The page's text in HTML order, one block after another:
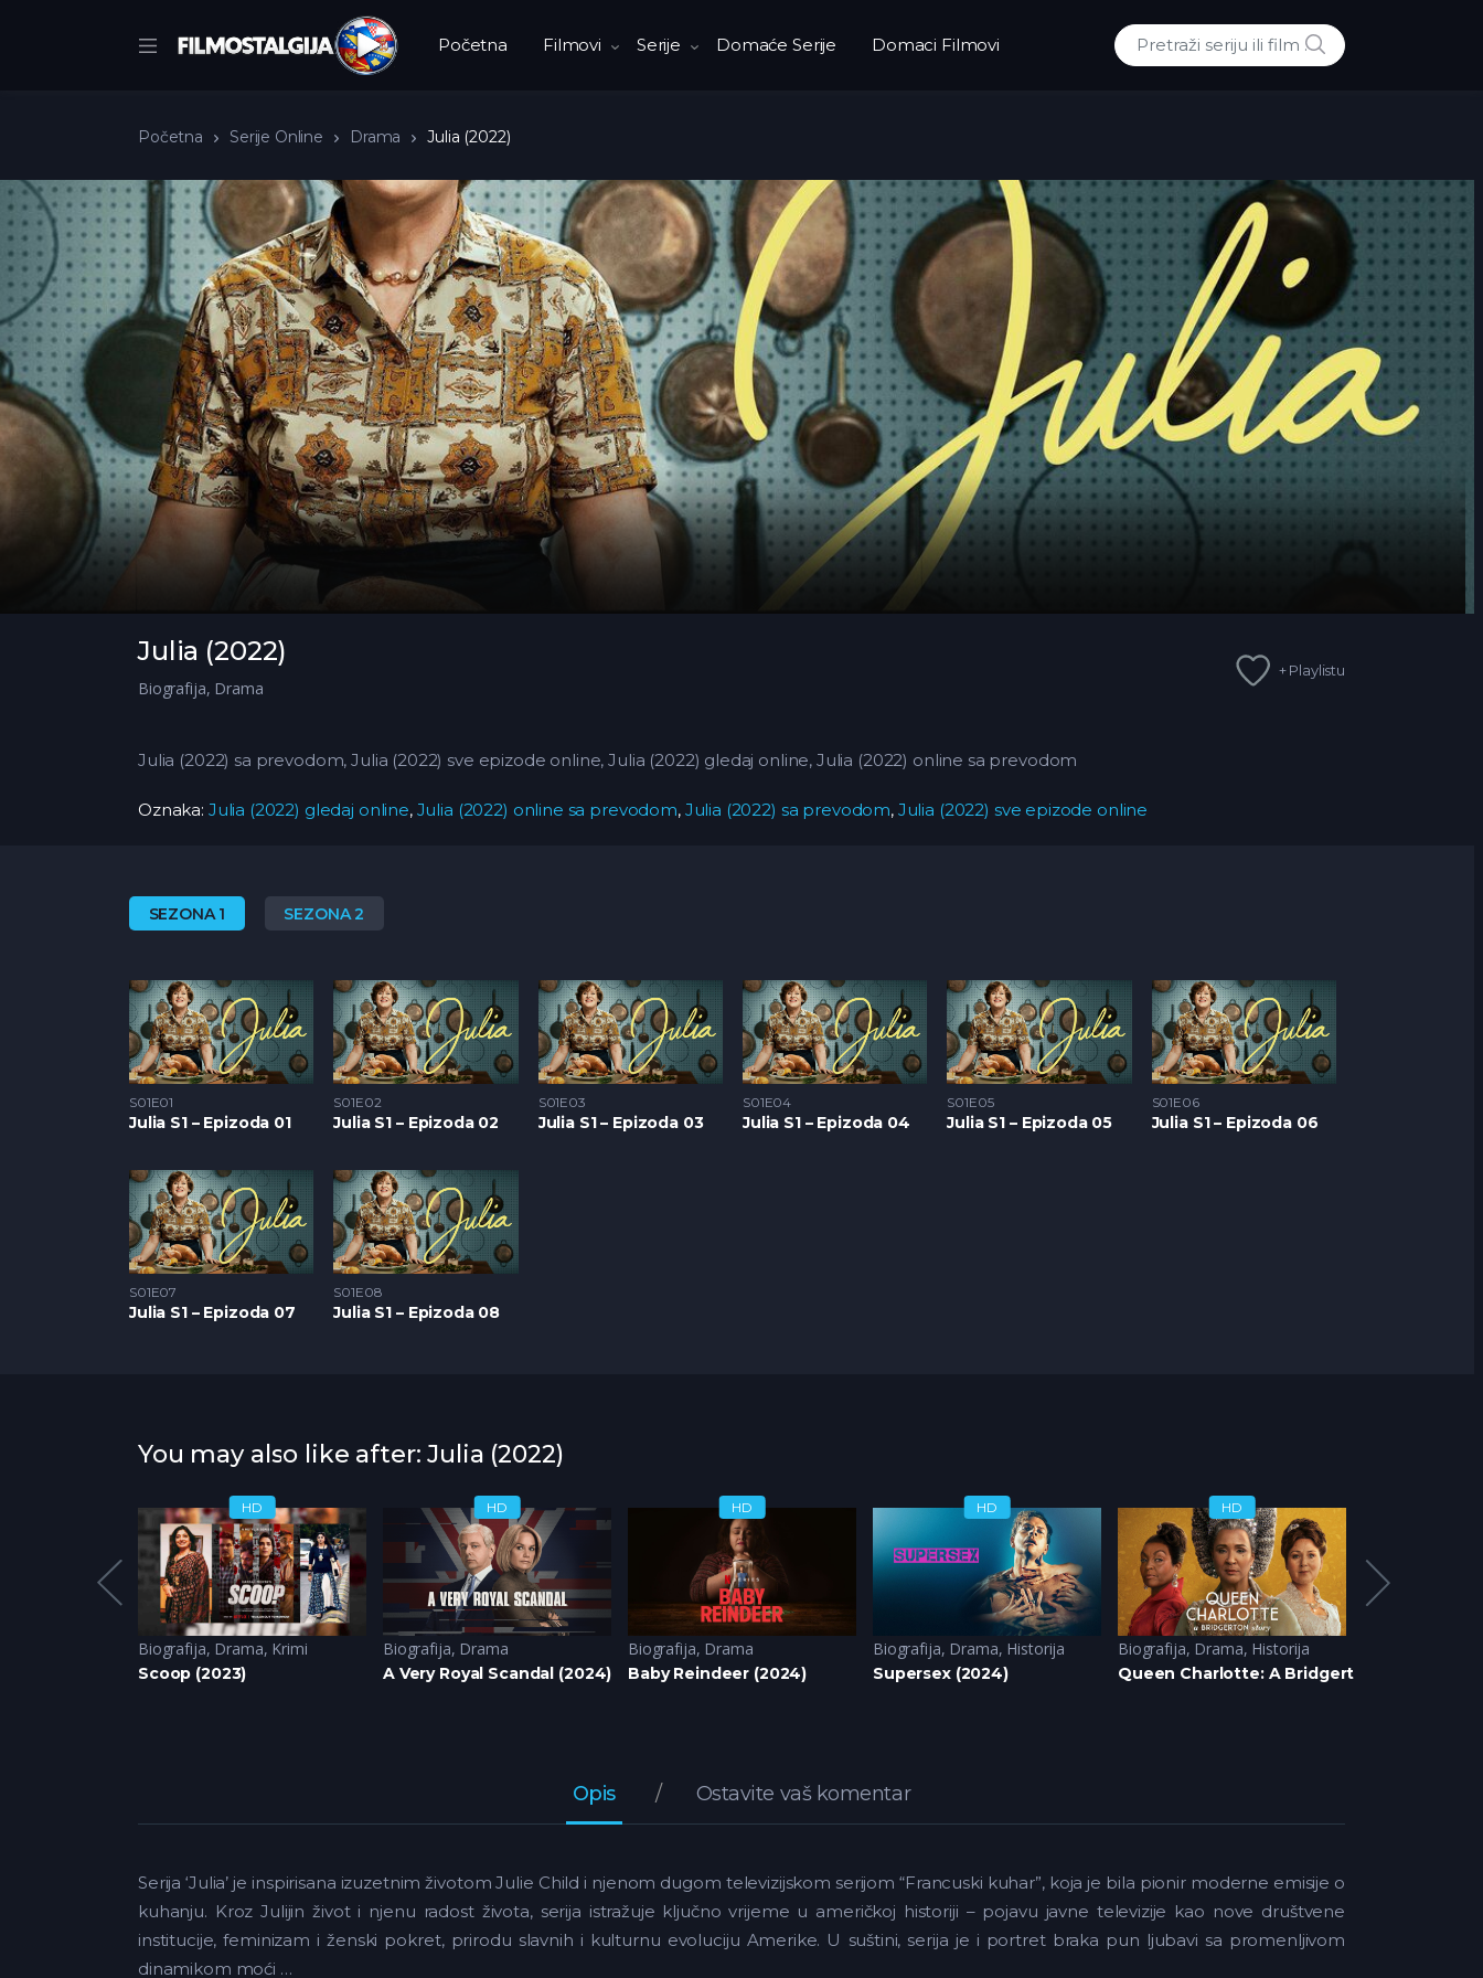
Početna Filmovi Serije Domaće Serije Domaci Filmovi
Traži:
POTRAZI
Početna Serije Online Drama Julia (2022)
Julia (2022)
Biografija, Drama
+ Playlistu
Julia (2022) sa prevodom, Julia (2022) sve epizode online, Julia (2022) gledaj online, Julia (2022) online sa prevodom
Oznaka: Julia (2022) gledaj online, Julia (2022) online sa prevodom, Julia (2022) sa prevodom, Julia (2022) sve epizode online
SEZONA 1 SEZONA 2
S01E01
Julia S1 – Epizoda 01
S01E02
Julia S1 – Epizoda 02
S01E03
Julia S1 – Epizoda 03
S01E04
Julia S1 – Epizoda 04
S01E05
Julia S1 – Epizoda 05
S01E06
Julia S1 – Epizoda 06
S01E07
Julia S1 – Epizoda 07
S01E08
Julia S1 – Epizoda 08
You may also like after: Julia (2022)
Drama
HD
Biografija, Drama, Krimi
Scoop (2023)
HD
Biografija, Drama
A Very Royal Scandal (2024)
HD
Biografija, Drama
Baby Reindeer (2024)
HD
Biografija, Drama, Historija
Supersex (2024)
HD
Biografija, Drama, Historija
Queen Charlotte: A Bridgerton Story (2023)
Opis Ostavite vaš komentar
Serija ‘Julia’ je inspirisana izuzetnim životom Julie Child i njenom dugom televizijskom serijom “Francuski kuhar”, koja je bila pionir moderne emisije o
kuhanju. Kroz Julijin život i njenu radost života, serija istražuje ključno vrijeme u američkoj historiji – pojavu javne televizije kao nove društvene
institucije, feminizam i ženski pokret, prirodu slavnih i kulturnu evoluciju Amerike. U suštini, serija je i portret braka pun ljubavi sa promenljivom
dinamikom moći …